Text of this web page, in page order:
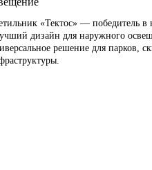
«Тектос» — победитель
дизайн для наружного
решение для парков,